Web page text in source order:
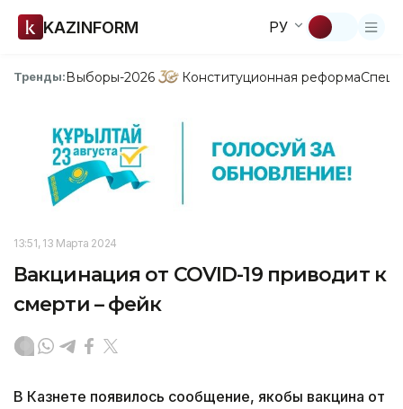
KAZINFORM РУ
Тренды:Выборы-2026 Конституционная реформа
13:51, 13 Марта 2024
Вакцинация от COVID-19 приводит к
смерти – фейк
В Казнете появилось сообщение, якобы вакцина от